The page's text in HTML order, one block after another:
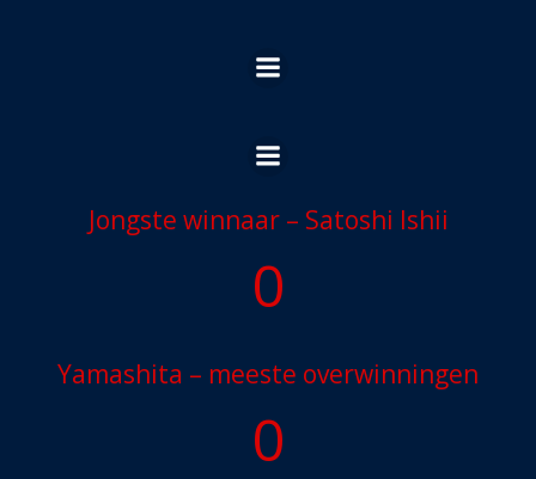
de
Jongste winnaar – Satoshi Ishii
0
Yamashita – meeste overwinningen
0